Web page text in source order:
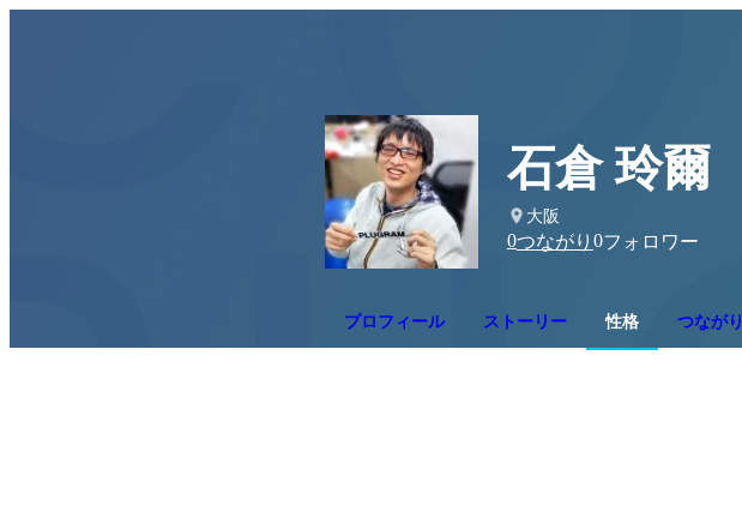
石倉 玲爾
大阪
0つながり 0フォロワー
プロフィール ストーリー 性格 つながり